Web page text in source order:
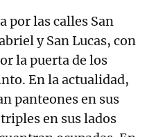
por las calles San
y San Lucas, con
la puerta de los
En la actualidad,
panteones en sus
en sus lados